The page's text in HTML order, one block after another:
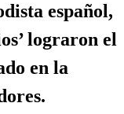
español,
lograron el
en la